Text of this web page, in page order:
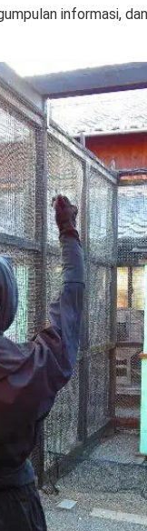
informasi,